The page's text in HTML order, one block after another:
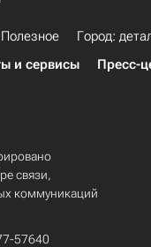
Полезное
Город:
и сервисы Пресс-
связи,
коммуникаций
57640